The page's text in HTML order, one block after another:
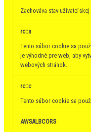
Zachováva stav
rc::a
Tento súbor cookie sa
je výhodné pre web, aby
webových stránok.
rc::c
Tento súbor cookie sa
AWSALBCORS